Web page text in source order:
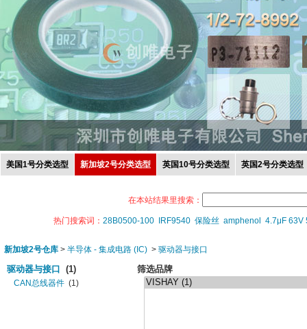
美国1号分类选型 新加坡2号分类选型 英国10号分类选型 英国2号分类选型
在本站结果里搜索：
热门搜索词： 28B0500-100 IRF9540 保险丝 amphenol 4.7μF 63V
新加坡2号仓库 > 半导体 - 集成电路 (IC) > 驱动器与接口
驱动器与接口 (1)
CAN总线器件 (1)
筛选品牌